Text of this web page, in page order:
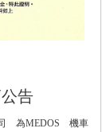
告
司 為MEDOS 機車